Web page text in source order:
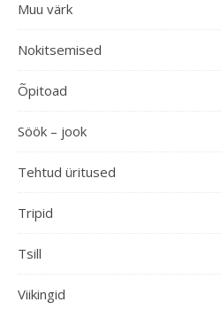
Muu värk
Nokitsemised
Õpitoad
Söök – jook
Tehtud üritused
Tripid
Tsill
Viikingid